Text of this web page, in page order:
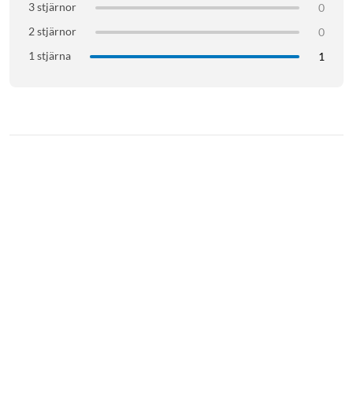
3 stjärnor
0
2 stjärnor
0
1 stjärna
1